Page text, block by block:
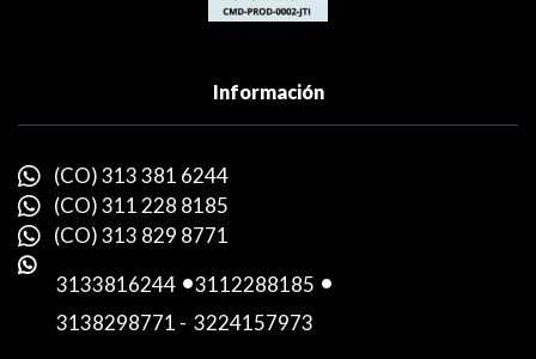
Información
(CO) 313 381 6244
(CO) 311 228 8185
(CO) 313 829 8771
3133816244 -3112288185 -
3138298771 - 3224157973